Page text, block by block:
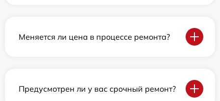
Меняется ли цена в процессе ремонта?
Предусмотрен ли у вас срочный ремонт?